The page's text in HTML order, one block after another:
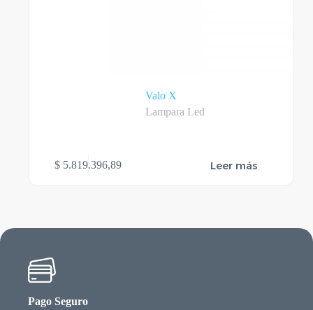
Valo X
Lampara Led
$ 5.819.396,89 Leer más
Pago Seguro